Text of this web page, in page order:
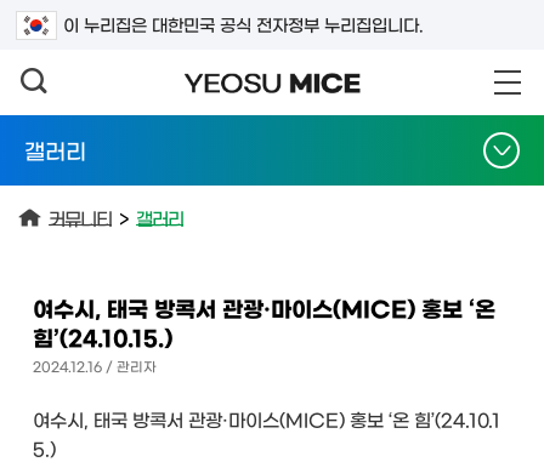
이 누리집은 대한민국 공식 전자정부 누리집입니다.
검색어를 입력하세요
갤러리
커뮤니티 > 갤러리
여수시, 태국 방콕서 관광·마이스(MICE) 홍보 ‘온
힘’(24.10.15.)
2024.12.16 / 관리자
여수시, 태국 방콕서 관광·마이스(MICE) 홍보 ‘온 힘’(24.10.1
5.)